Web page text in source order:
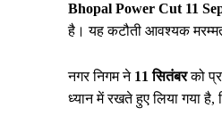
Bhopal Power Cut 11
है। यह कटौती आवश्यक
नगर निगम ने 11 सितंबरको
ध्यान में रखते हुए लिया गया